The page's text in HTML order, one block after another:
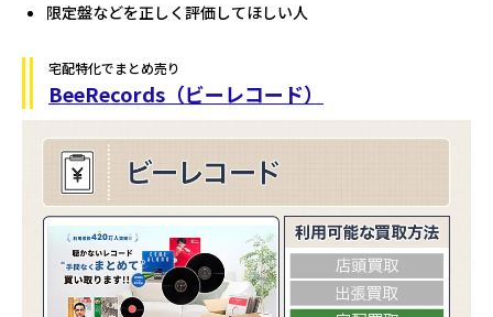
限定盤などを正しく評価してほしい人
宅配特化でまとめ売り
BeeRecords（ビーレコード）